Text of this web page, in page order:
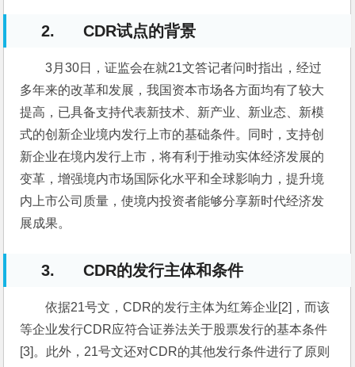
2. CDR试点的背景
3月30日，证监会在就21文答记者问时指出，经过
多年来的改革和发展，我国资本市场各方面均有了较大
提高，已具备支持代表新技术、新产业、新业态、新模
式的创新企业境内发行上市的基础条件。同时，支持创
新企业在境内发行上市，将有利于推动实体经济发展的
变革，增强境内市场国际化水平和全球影响力，提升境
内上市公司质量，使境内投资者能够分享新时代经济发
展成果。
3. CDR的发行主体和条件
依据21号文，CDR的发行主体为红筹企业[2]，而该
等企业发行CDR应符合证券法关于股票发行的基本条件
[3]。此外，21号文还对CDR的其他发行条件进行了原则